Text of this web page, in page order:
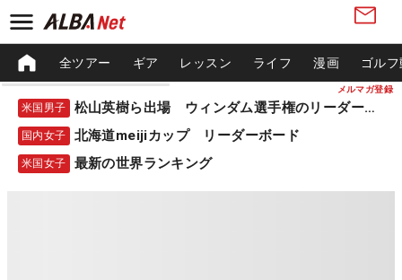
メルマガ登録
全ツアー ギア レッスン ライフ 漫画 ゴル
米国男子 松山英樹ら出場 ウィンダム選手権のリーダーボード
国内女子 北海道meijiカップ リーダーボード
米国女子 最新の世界ランキング